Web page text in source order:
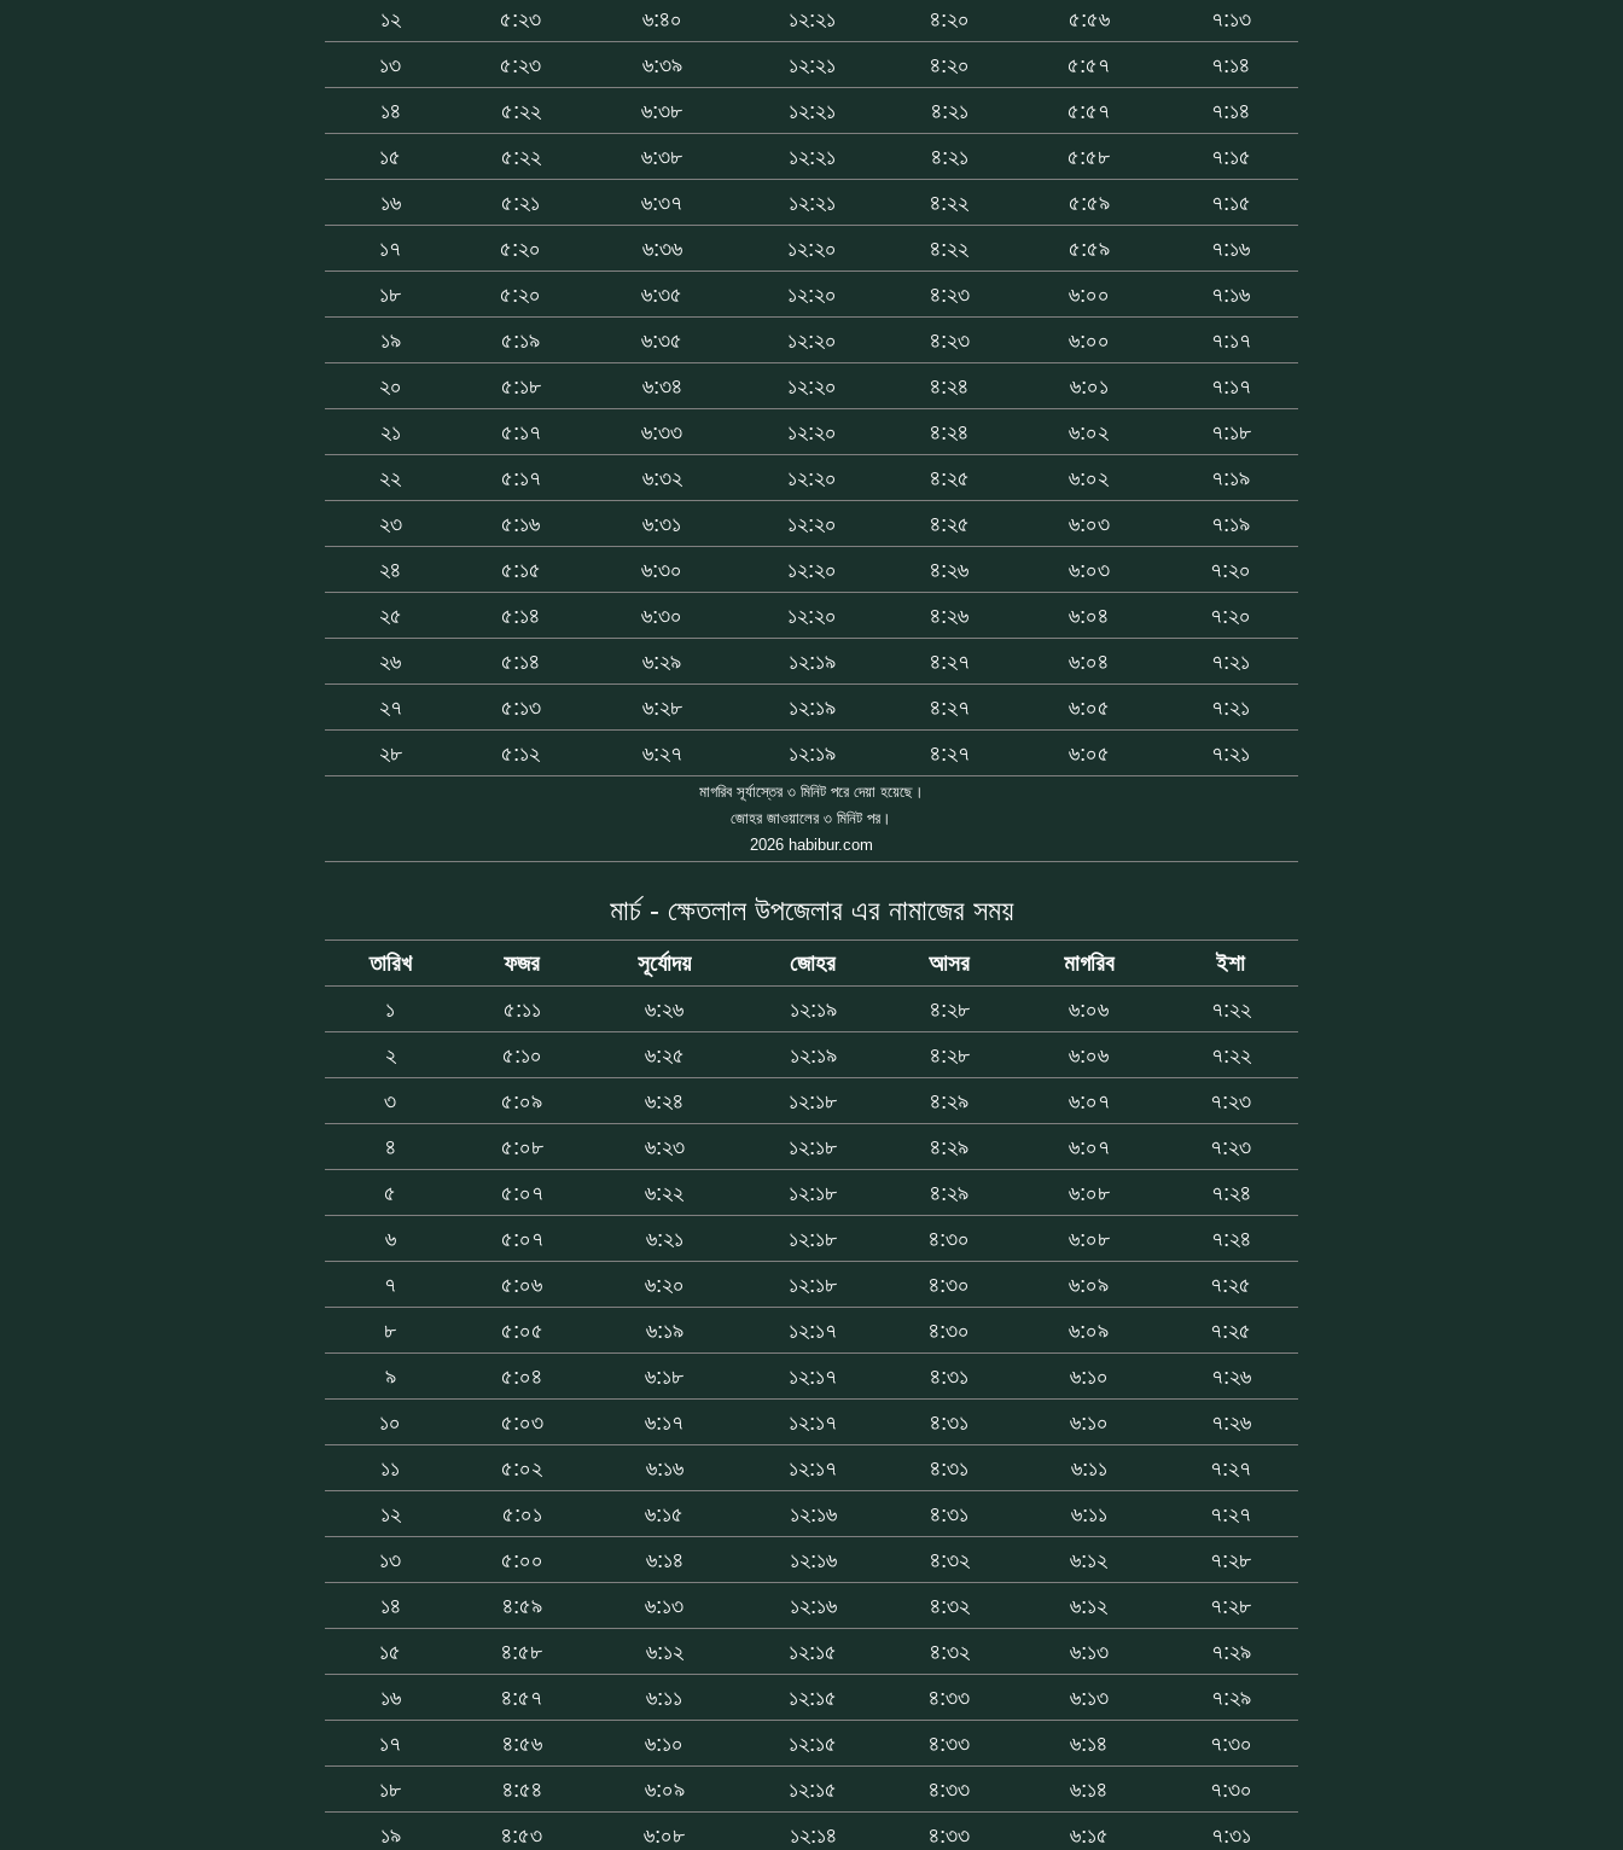
১২
৫:২৩ ৬:৪০ ১২:২১ ৪:২০ ৫:৫৬
৭:১৩
১৩
৫:২৩ ৬:৩৯ ১২:২১ ৪:২০ ৫:৫৭
৭:১৪
১৪
৫:২২ ৬:৩৮ ১২:২১ ৪:২১ ৫:৫৭
৭:১৪
১৫
৫:২২ ৬:৩৮ ১২:২১ ৪:২১ ৫:৫৮
৭:১৫
১৬
৫:২১ ৬:৩৭ ১২:২১ ৪:২২ ৫:৫৯
৭:১৫
১৭
৫:২০ ৬:৩৬ ১২:২০ ৪:২২ ৫:৫৯
৭:১৬
১৮
৫:২০ ৬:৩৫ ১২:২০ ৪:২৩ ৬:০০
৭:১৬
১৯
৫:১৯ ৬:৩৫ ১২:২০ ৪:২৩ ৬:০০
৭:১৭
২০
৫:১৮ ৬:৩৪ ১২:২০ ৪:২৪ ৬:০১
৭:১৭
২১
৫:১৭ ৬:৩৩ ১২:২০ ৪:২৪ ৬:০২
৭:১৮
২২
৫:১৭ ৬:৩২ ১২:২০ ৪:২৫ ৬:০২
৭:১৯
২৩
৫:১৬ ৬:৩১ ১২:২০ ৪:২৫ ৬:০৩
৭:১৯
২৪
৫:১৫ ৬:৩০ ১২:২০ ৪:২৬ ৬:০৩
৭:২০
২৫
৫:১৪ ৬:৩০ ১২:২০ ৪:২৬ ৬:০৪
৭:২০
২৬
৫:১৪ ৬:২৯ ১২:১৯ ৪:২৭ ৬:০৪
৭:২১
২৭
৫:১৩ ৬:২৮ ১২:১৯ ৪:২৭ ৬:০৫
৭:২১
২৮
৫:১২ ৬:২৭ ১২:১৯ ৪:২৭ ৬:০৫ ৭:২১
মাগরিব সূর্যাস্তের ৩ মিনিট পরে দেয়া হয়েছে।
জোহর জাওয়ালের ৩ মিনিট পর।
2026 habibur.com
মার্চ - ক্ষেতলাল উপজেলার এর নামাজের সময়
তারিখ ফজর সূর্যোদয় জোহর আসর মাগরিব
ইশা
১
৫:১১ ৬:২৬ ১২:১৯ ৪:২৮ ৬:০৬
৭:২২
২
৫:১০ ৬:২৫ ১২:১৯ ৪:২৮ ৬:০৬
৭:২২
৩
৫:০৯ ৬:২৪ ১২:১৮ ৪:২৯ ৬:০৭
৭:২৩
৪
৫:০৮ ৬:২৩ ১২:১৮ ৪:২৯ ৬:০৭
৭:২৩
৫
৫:০৭ ৬:২২ ১২:১৮ ৪:২৯ ৬:০৮
৭:২৪
৬
৫:০৭ ৬:২১ ১২:১৮ ৪:৩০ ৬:০৮
৭:২৪
৭
৫:০৬ ৬:২০ ১২:১৮ ৪:৩০ ৬:০৯
৭:২৫
৮
৫:০৫ ৬:১৯ ১২:১৭ ৪:৩০ ৬:০৯
৭:২৫
৯
৫:০৪ ৬:১৮ ১২:১৭ ৪:৩১ ৬:১০
৭:২৬
১০
৫:০৩ ৬:১৭ ১২:১৭ ৪:৩১ ৬:১০
৭:২৬
১১
৫:০২ ৬:১৬ ১২:১৭ ৪:৩১ ৬:১১
৭:২৭
১২
৫:০১ ৬:১৫ ১২:১৬ ৪:৩১ ৬:১১
৭:২৭
১৩
৫:০০ ৬:১৪ ১২:১৬ ৪:৩২ ৬:১২
৭:২৮
১৪
৪:৫৯ ৬:১৩ ১২:১৬ ৪:৩২ ৬:১২
৭:২৮
১৫
৪:৫৮ ৬:১২ ১২:১৫ ৪:৩২ ৬:১৩
৭:২৯
১৬
৪:৫৭ ৬:১১ ১২:১৫ ৪:৩৩ ৬:১৩
৭:২৯
১৭
৪:৫৬ ৬:১০ ১২:১৫ ৪:৩৩ ৬:১৪
৭:৩০
১৮
৪:৫৪ ৬:০৯ ১২:১৫ ৪:৩৩ ৬:১৪
৭:৩০
১৯
৪:৫৩ ৬:০৮ ১২:১৪ ৪:৩৩ ৬:১৫ ৭:৩১